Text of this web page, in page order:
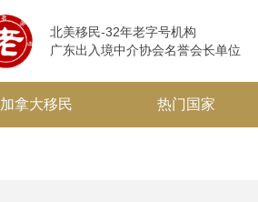
北美移民-32年老字号机构
广东出入境中介协会名誉会长单位
加拿大移民 热门国家